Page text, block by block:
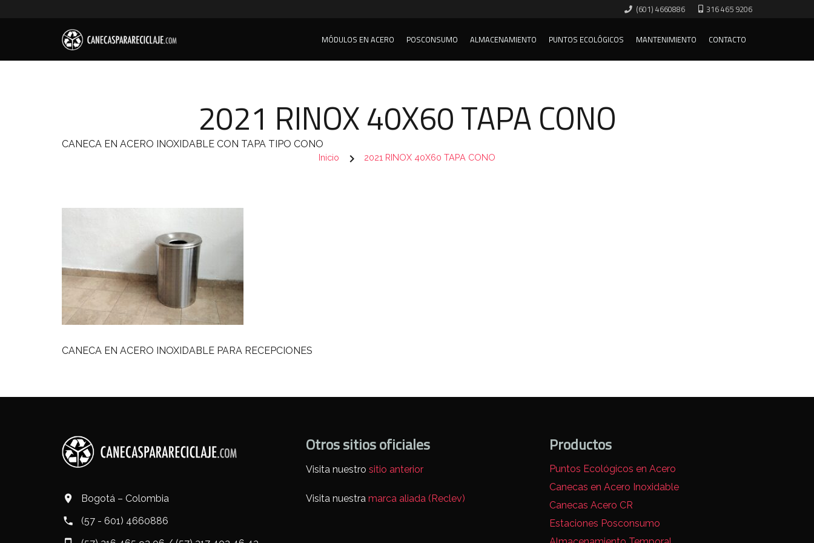
(601) 4660886 316 465 9206
MÓDULOS EN ACERO POSCONSUMO ALMACENAMIENTO PUNTOS ECOLÓGICOS MANTENIMIENTO CONTACTO
2021 RINOX 40X60 TAPA CONO
CANECA EN ACERO INOXIDABLE CON TAPA TIPO CONO
Inicio chevron_right 2021 RINOX 40X60 TAPA CONO
CANECA EN ACERO INOXIDABLE PARA RECEPCIONES
Bogotá – Colombia
(57 - 601) 4660886
Otros sitios oficiales
Visita nuestro sitio anterior
Visita nuestramarca aliada (Reclev)
Productos
Puntos Ecológicos en Acero
Canecas en Acero Inoxidable
Canecas Acero CR
Estaciones Posconsumo